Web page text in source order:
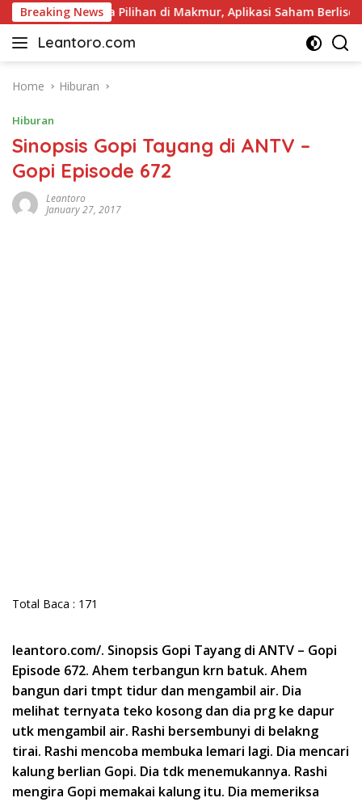
Skip
to
content
Breaking News
Pariwisata Pilihan di Makmur, Aplikasi Saham Berlisensi
Leantoro.com
Jasa
Artikel,
dan
Digital
Marketing
–
Ciptakan
Cerita,
Home Hiburan
Hiburan
Sinopsis Gopi Tayang di ANTV –
Gopi Episode 672
Leantoro
January 27, 2017
Total Baca : 171
leantoro.com/. Sinopsis Gopi Tayang di ANTV – Gopi
Episode 672. Ahem terbangun krn batuk. Ahem
bangun dari tmpt tidur dan mengambil air. Dia
melihat ternyata teko kosong dan dia prg ke dapur
utk mengambil air. Rashi bersembunyi di belakng
tirai. Rashi mencoba membuka lemari lagi. Dia mencari
kalung berlian Gopi. Dia tdk menemukannya. Rashi
mengira Gopi memakai kalung itu. Dia memeriksa